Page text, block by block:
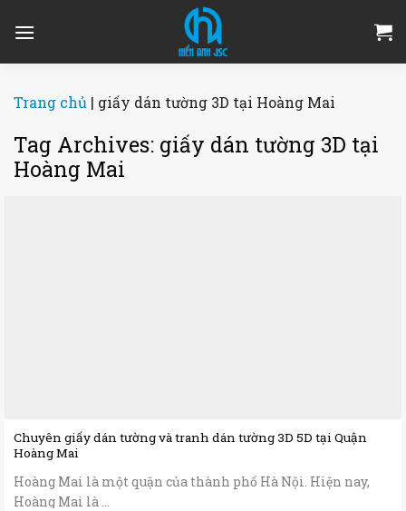
Trang chủ | giấy dán tường 3D tại Hoàng Mai
Tag Archives: giấy dán tường 3D tại
Hoàng Mai
Chuyên giấy dán tường và tranh dán tường 3D 5D tại Quận
Hoàng Mai
Hoàng Mai là một quận của thành phố Hà Nội. Hiện nay,
Hoàng Mai là ...